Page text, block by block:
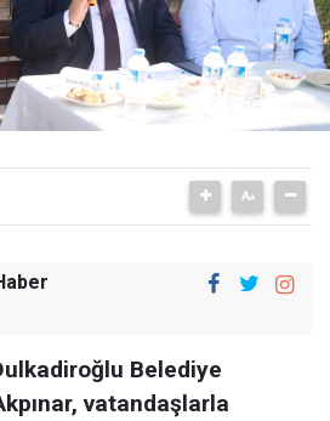
Belediye
vatandaşlarla